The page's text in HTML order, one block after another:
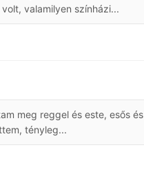
valamilyen színházi...
meg reggel és este, esős és
tényleg...